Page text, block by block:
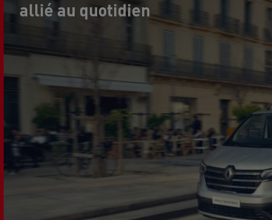
allié au quotidien